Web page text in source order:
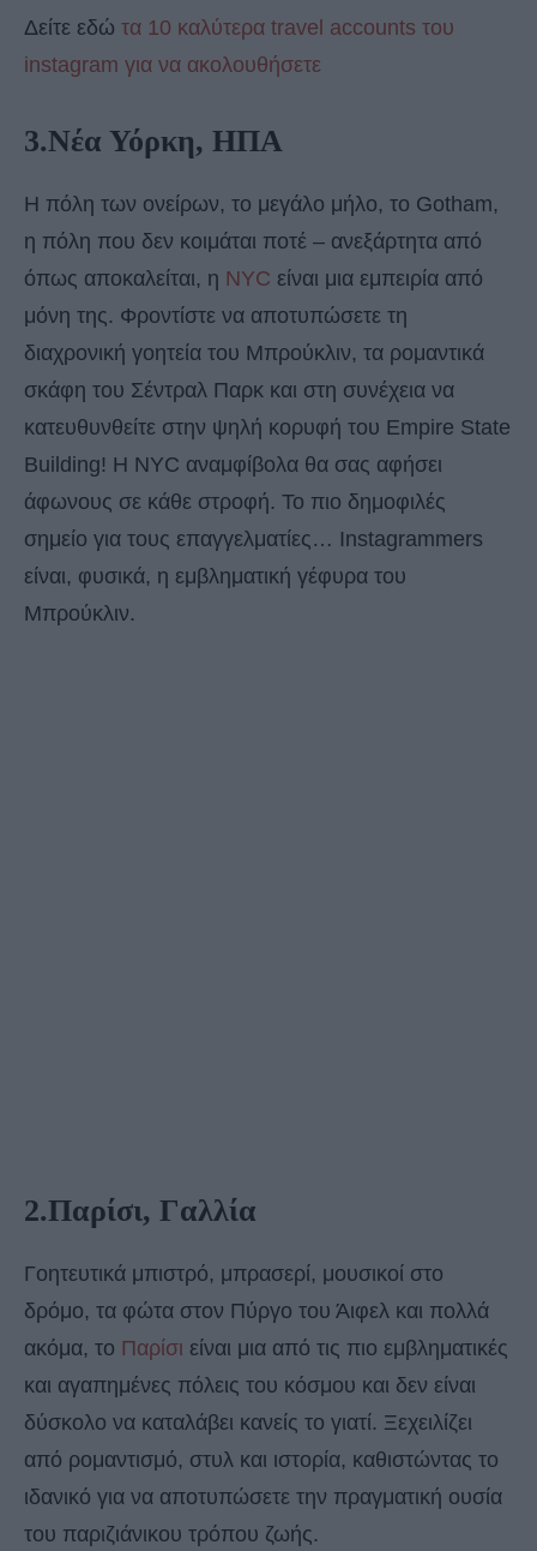
Δείτε εδώ τα 10 καλύτερα travel accounts του
instagram για να ακολουθήσετε
3.Νέα Υόρκη, ΗΠΑ
Η πόλη των ονείρων, το μεγάλο μήλο, το Gotham,
η πόλη που δεν κοιμάται ποτέ – ανεξάρτητα από
όπως αποκαλείται, η NYC είναι μια εμπειρία από
μόνη της. Φροντίστε να αποτυπώσετε τη
διαχρονική γοητεία του Μπρούκλιν, τα ρομαντικά
σκάφη του Σέντραλ Παρκ και στη συνέχεια να
κατευθυνθείτε στην ψηλή κορυφή του Empire State
Building! Η NYC αναμφίβολα θα σας αφήσει
άφωνους σε κάθε στροφή. Το πιο δημοφιλές
σημείο για τους επαγγελματίες… Instagrammers
είναι, φυσικά, η εμβληματική γέφυρα του
Μπρούκλιν.
2.Παρίσι, Γαλλία
Γοητευτικά μπιστρό, μπρασερί, μουσικοί στο
δρόμο, τα φώτα στον Πύργο του Άιφελ και πολλά
ακόμα, το Παρίσι είναι μια από τις πιο εμβληματικές
και αγαπημένες πόλεις του κόσμου και δεν είναι
δύσκολο να καταλάβει κανείς το γιατί. Ξεχειλίζει
από ρομαντισμό, στυλ και ιστορία, καθιστώντας το
ιδανικό για να αποτυπώσετε την πραγματική ουσία
του παριζιάνικου τρόπου ζωής.